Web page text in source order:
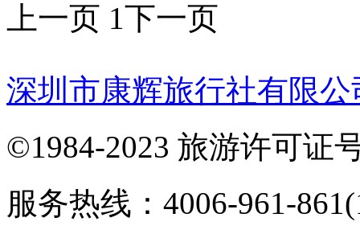
上一页 1下一页
深圳市康辉旅行社有限
©1984-2023 旅游许可证
服务热线：4006-961-